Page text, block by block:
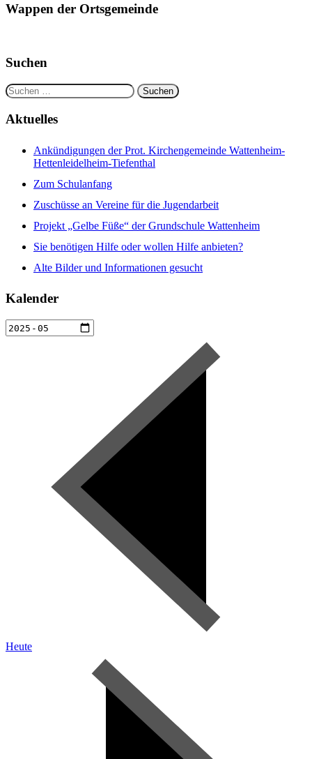
Wappen der Ortsgemeinde
Suchen
Suchen
nach:
Aktuelles
Ankündigungen der Prot. Kirchengemeinde Wattenheim-
Hettenleidelheim-Tiefenthal
Zum Schulanfang
Zuschüsse an Vereine für die Jugendarbeit
Projekt „Gelbe Füße“ der Grundschule Wattenheim
Sie benötigen Hilfe oder wollen Hilfe anbieten?
Alte Bilder und Informationen gesucht
Kalender
Heute